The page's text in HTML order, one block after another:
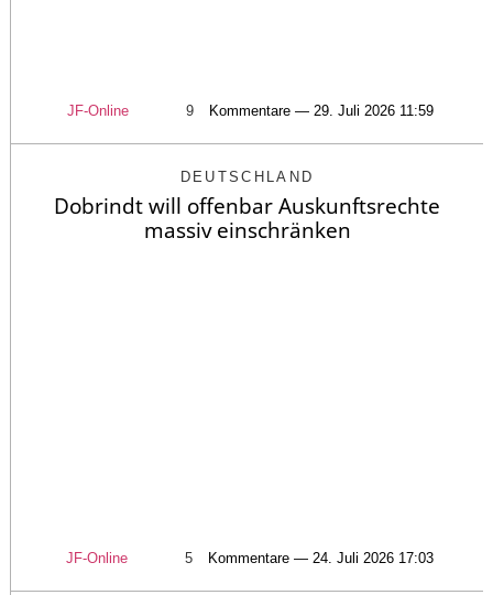
JF-Online 9 Kommentare — 29. Juli 2026 11:59
DEUTSCHLAND
Dobrindt will offenbar Auskunftsrechte
massiv einschränken
JF-Online 5 Kommentare — 24. Juli 2026 17:03